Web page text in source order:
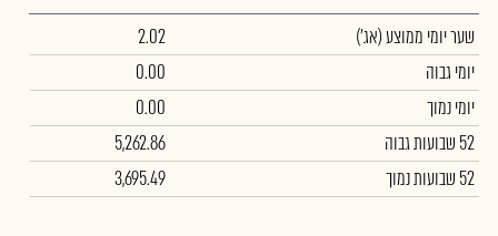
שער יומי ממוצע(אג')
2.02
יומי גבוה
0.00
יומי נמוך
0.00
52 שבועות גבוה
5,262.86
52 שבועות נמוך
3,695.49